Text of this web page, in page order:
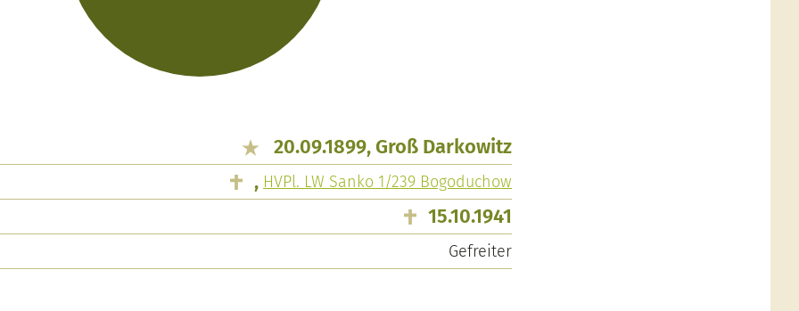
20.09.1899, Groß Darkowitz
, HVPl. LW Sanko 1/239 Bogoduchow
15.10.1941
Gefreiter